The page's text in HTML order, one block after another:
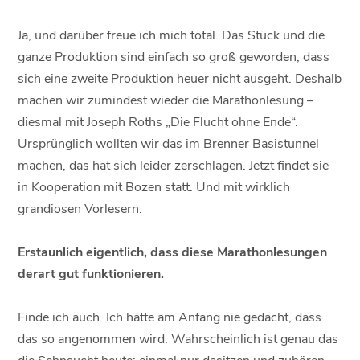
Ja, und darüber freue ich mich total. Das Stück und die
ganze Produktion sind einfach so groß geworden, dass
sich eine zweite Produktion heuer nicht ausgeht. Deshalb
machen wir zumindest wieder die Marathonlesung –
diesmal mit Joseph Roths „Die Flucht ohne Ende“.
Ursprünglich wollten wir das im Brenner Basistunnel
machen, das hat sich leider zerschlagen. Jetzt findet sie
in Kooperation mit Bozen statt. Und mit wirklich
grandiosen Vorlesern.
Erstaunlich eigentlich, dass diese Marathonlesungen
derart gut funktionieren.
Finde ich auch. Ich hätte am Anfang nie gedacht, dass
das so angenommen wird. Wahrscheinlich ist genau das